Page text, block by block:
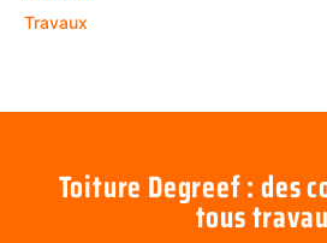
Travaux
Toiture Degreef : des
tous